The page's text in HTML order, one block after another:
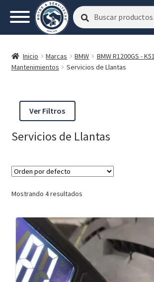
Buscar
por:
Buscar
Inicio Marcas BMW BMW R1200GS - K51
Mantenimientos
Servicios de Llantas
Ver Filtros
Servicios de Llantas
Mostrando 4 resultados